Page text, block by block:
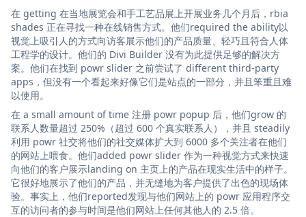
在 getting 在当地展览会和手工艺品展上开展业务几个月后，rbia
shades 正在寻找一种在线销售方式。他们required the ability以
视觉上吸引人的方式向访客展示他们的产品质量、轻巧且符合人体
工程学的设计。他们的 Divi Builder 没有为此提供足够的解决方
案。他们在找到 powr slider 之前尝试了 different third-party
apps，但没有一个看起来好像它们是站点的一部分，并且笨重且难
以使用。
在 a small amount of time 注册 powr popup 后，他们grow 的
联系人数量超过 250%（超过 600 个真实联系人），并且 steadily
利用 powr 社交将他们的社交媒体扩大到 6000 多个关注者在他们
的网站上喂食。他们added powr slider 作为一种视觉方式来快速
向他们的客户展示landing on 主页上的产品在现实生活中的样子。
它很好地展示了他们的产品，并无缝地为客户提供了出色的现场体
验。事实上，他们reported发现与他们网站上的 powr 应用程序交
互的访问者的参与时间是他们网站上任何其他人的 2.5 倍。